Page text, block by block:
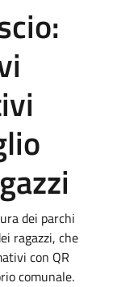
dei parchi
ragazzi, che
con QR
comunale.